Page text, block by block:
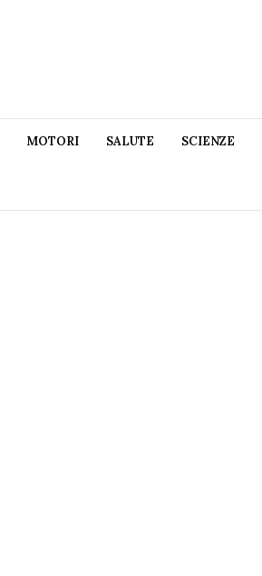
MOTORI SALUTE SCIENZE